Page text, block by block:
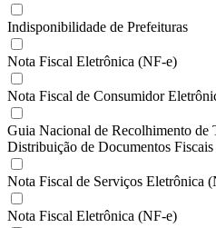
Indisponibilidade de Prefeituras
Nota Fiscal Eletrônica (NF-e)
Nota Fiscal de Consumidor
Guia Nacional de Recolhimento de
Distribuição de Documentos Fiscais
Nota Fiscal de Serviços Eletrônica
Nota Fiscal Eletrônica (NF-e)